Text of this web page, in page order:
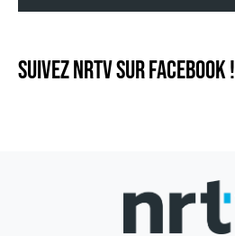
Suivez NRTV sur Facebook !